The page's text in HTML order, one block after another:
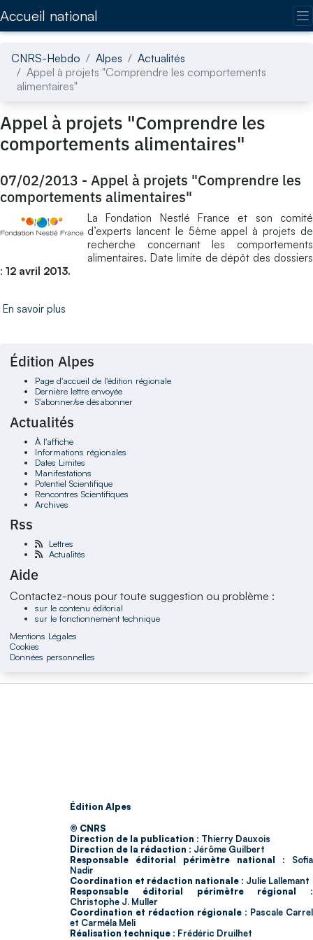
Accueil national
CNRS-Hebdo Alpes
Actualités
Appel à projets "Comprendre les comportements
alimentaires"
Appel à projets "Comprendre les
comportements alimentaires"
07/02/2013 - Appel à projets "Comprendre les
comportements alimentaires"
La Fondation Nestlé France et son comité
d’experts lancent le 5ème appel à projets de
recherche concernant les comportements
alimentaires. Date limite de dépôt des dossiers
: 12 avril 2013.
En savoir plus
Édition Alpes
Page d'accueil de l'édition régionale
Dernière lettre envoyée
S'abonner/se désabonner
Actualités
À l'affiche
Informations régionales
Dates Limites
Manifestations
Potentiel Scientifique
Rencontres Scientifiques
Archives
Rss
Lettres
Actualités
Aide
Contactez-nous pour toute suggestion ou problème :
sur le contenu éditorial
sur le fonctionnement technique
Mentions Légales
Cookies
Données personnelles
Édition Alpes
© CNRS
Direction de la publication : Thierry Dauxois
Direction de la rédaction : Jérôme Guilbert
Responsable éditorial périmètre national : Sofia
Nadir
Coordination et rédaction nationale : Julie Lallemant
Responsable éditorial périmètre régional :
Christophe J. Muller
Coordination et rédaction régionale : Pascale Carrel
et Carméla Meli
Réalisation technique : Frédéric Druilhet